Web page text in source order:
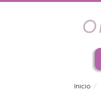
Inicio